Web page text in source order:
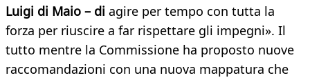
Luigi di Maio – di agire per tempo con tutta la
forza per riuscire a far rispettare gli impegni». Il
tutto mentre la Commissione ha proposto nuove
raccomandazioni con una nuova mappatura che